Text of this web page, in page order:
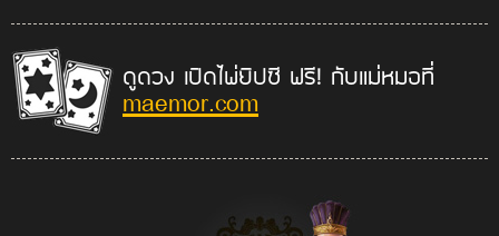
ดูดวง เปิดไพ่ยิปซี ฟรี! กับแม่หมอที่
maemor.com